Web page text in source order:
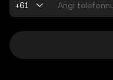
+61